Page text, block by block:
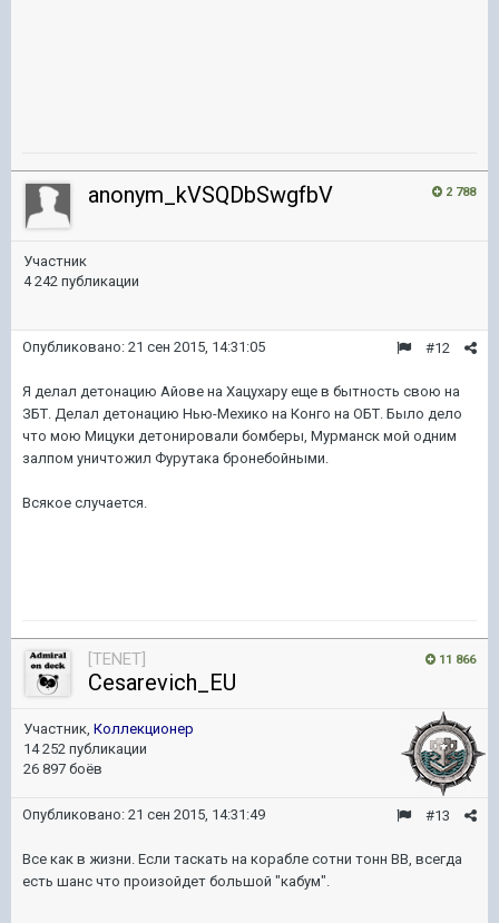
2 788
anonym_kVSQDbSwgfbV
Участник
4 242 публикации
#12
Опубликовано: 21 сен 2015, 14:31:05
Я делал детонацию Айове на Хацухару еще в бытность свою на
ЗБТ. Делал детонацию Нью-Мехико на Конго на ОБТ. Было дело
что мою Мицуки детонировали бомберы, Мурманск мой одним
залпом уничтожил Фурутака бронебойными.
Всякое случается.
11 866
[TENET]
Cesarevich_EU
Участник, Коллекционер
14 252 публикации
26 897 боёв
#13
Опубликовано: 21 сен 2015, 14:31:49
Все как в жизни. Если таскать на корабле сотни тонн ВВ, всегда
есть шанс что произойдет большой "кабум".